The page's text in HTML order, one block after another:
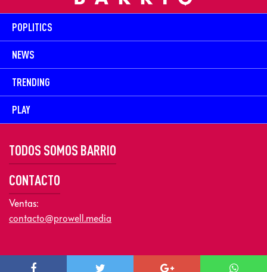
POPLITICS
NEWS
TRENDING
PLAY
TODOS SOMOS BARRIO
CONTACTO
Ventas:
contacto@prowell.media